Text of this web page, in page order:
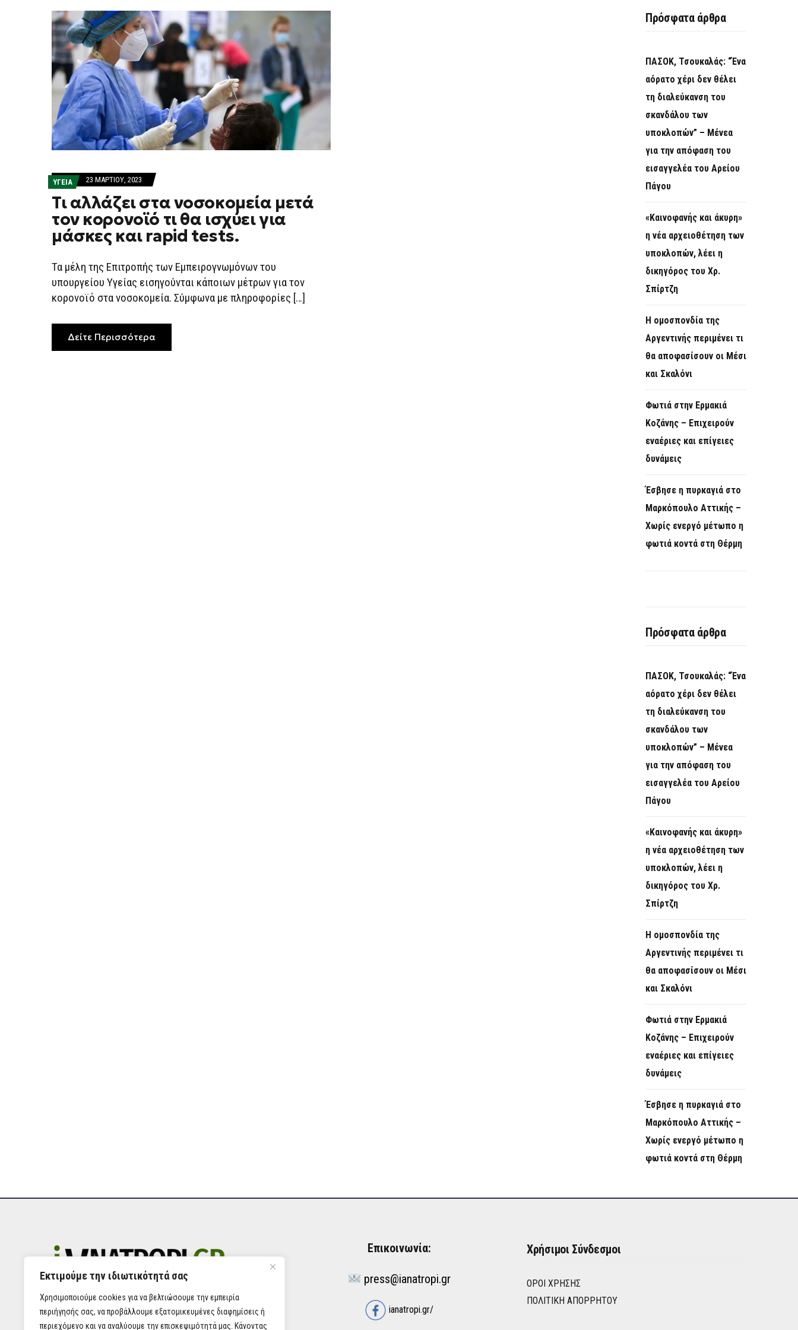
Εκτιμούμε την ιδιωτικότητά σας
Χρησιμοποιούμε cookies για να βελτιώσουμε την εμπειρία
περιήγησής σας, να προβάλλουμε εξατομικευμένες διαφημίσεις ή
περιεχόμενο και να αναλύουμε την επισκεψιμότητά μας. Κάνοντας
ΥΓΕΙΑ 23 ΜΑΡΤΊΟΥ, 2023
Τι αλλάζει στα νοσοκομεία μετά
τον κορονοϊό τι θα ισχύει για
μάσκες και rapid tests.
Τα μέλη της Επιτροπής των Εμπειρογνωμόνων του
υπουργείου Υγείας εισηγούνται κάποιων μέτρων για τον
κορονοϊό στα νοσοκομεία. Σύμφωνα με πληροφορίες […]
Δείτε Περισσότερα
Πρόσφατα άρθρα
ΠΑΣΟΚ, Τσουκαλάς: “Ένα
αόρατο χέρι δεν θέλει
τη διαλεύκανση του
σκανδάλου των
υποκλοπών” – Μένεα
για την απόφαση του
εισαγγελέα του Αρείου
Πάγου
«Καινοφανής και άκυρη»
η νέα αρχειοθέτηση των
υποκλοπών, λέει η
δικηγόρος του Χρ.
Σπίρτζη
Η ομοσπονδία της
Αργεντινής περιμένει τι
θα αποφασίσουν οι Μέσι
και Σκαλόνι
Φωτιά στην Ερμακιά
Κοζάνης – Επιχειρούν
εναέριες και επίγειες
δυνάμεις
Έσβησε η πυρκαγιά στο
Μαρκόπουλο Αττικής –
Χωρίς ενεργό μέτωπο η
φωτιά κοντά στη Θέρμη
Πρόσφατα άρθρα
ΠΑΣΟΚ, Τσουκαλάς: “Ένα
αόρατο χέρι δεν θέλει
τη διαλεύκανση του
σκανδάλου των
υποκλοπών” – Μένεα
για την απόφαση του
εισαγγελέα του Αρείου
Πάγου
«Καινοφανής και άκυρη»
η νέα αρχειοθέτηση των
υποκλοπών, λέει η
δικηγόρος του Χρ.
Σπίρτζη
Η ομοσπονδία της
Αργεντινής περιμένει τι
θα αποφασίσουν οι Μέσι
και Σκαλόνι
Φωτιά στην Ερμακιά
Κοζάνης – Επιχειρούν
εναέριες και επίγειες
δυνάμεις
Έσβησε η πυρκαγιά στο
Μαρκόπουλο Αττικής –
Χωρίς ενεργό μέτωπο η
φωτιά κοντά στη Θέρμη
Επικοινωνία:
press@ianatropi.gr
ianatropi.gr/
Χρήσιμοι Σύνδεσμοι
ΌΡΟΙ ΧΡΉΣΗΣ
ΠΟΛΙΤΙΚΉ ΑΠΟΡΡΉΤΟΥ